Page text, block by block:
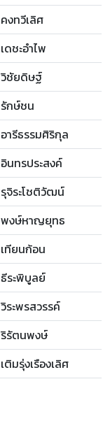
คงทวีเลิศ
เดชะอำไพ
วิชัยดิษฐ์
รักษ์ชน
อารีธรรมศิริกุล
อินทรประสงค์
รุจิระโชติวัฒน์
พงษ์หาญยุทธ
เทียนก้อน
ธีระพิบูลย์
วิระพรสวรรค์
ริรัตนพงษ์
เติมรุ่งเรืองเลิศ